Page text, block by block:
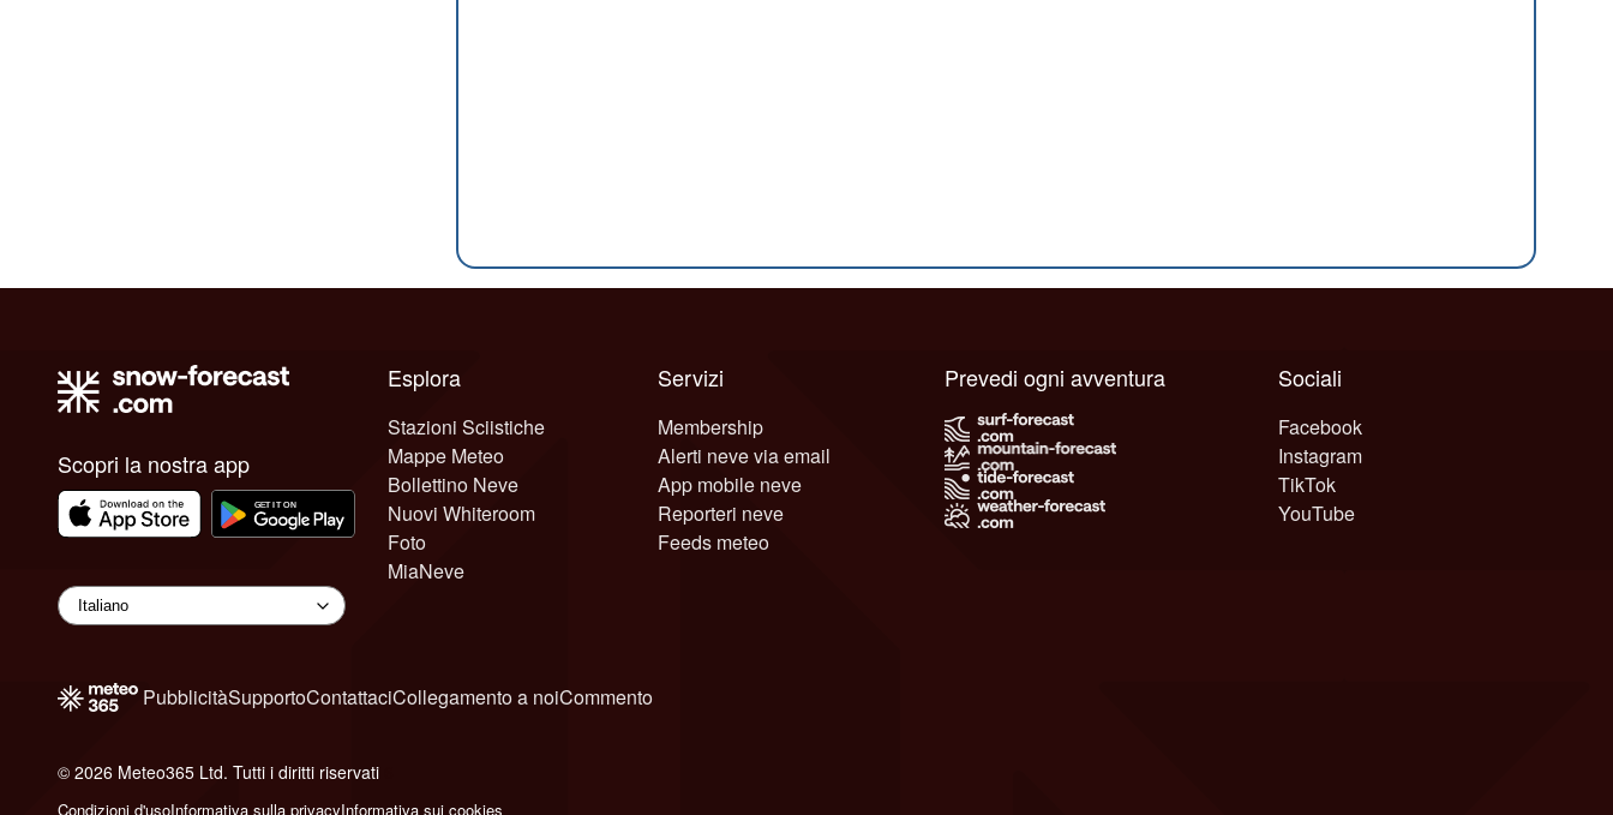
Scopri la nostra app
Esplora
Stazioni Sciistiche
Mappe Meteo
Bollettino Neve
Nuovi Whiteroom
Foto
MiaNeve
Servizi
Membership
Alerti neve via email
App mobile neve
Reporteri neve
Feeds meteo
Sociali
Facebook
Instagram
TikTok
YouTube
Prevedi ogni avventura
PubblicitàSupportoContattaciCollegamento a noiCommento
© 2026 Meteo365 Ltd. Tutti i diritti riservati
Condizioni d'usoInformativa sulla privacyInformativa sui cookies